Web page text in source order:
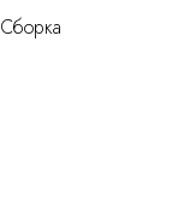
Сборка